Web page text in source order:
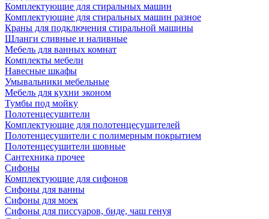
Комплектующие для стиральных машин
Комплектующие для стиральных машин разное
Краны для подключения стиральной машины
Шланги сливные и наливные
Мебель для ванных комнат
Комплекты мебели
Навесные шкафы
Умывальники мебельные
Мебель для кухни эконом
Тумбы под мойку
Полотенцесушители
Комплектующие для полотенцесушителей
Полотенцесушители с полимерным покрытием
Полотенцесушители шовные
Сантехника прочее
Сифоны
Комплектующие для сифонов
Сифоны для ванны
Сифоны для моек
Сифоны для писсуаров, биде, чаш генуя